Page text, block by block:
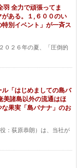
羽 全力で頑張ってま
ある。１,６００のい
別イベント」が一斉ス
０２６年の夏、「圧倒的
「はじめましての島バ
美諸島以外の流通はほ
果実「島バナナ」のお
：荻原恭朗）は、当社が